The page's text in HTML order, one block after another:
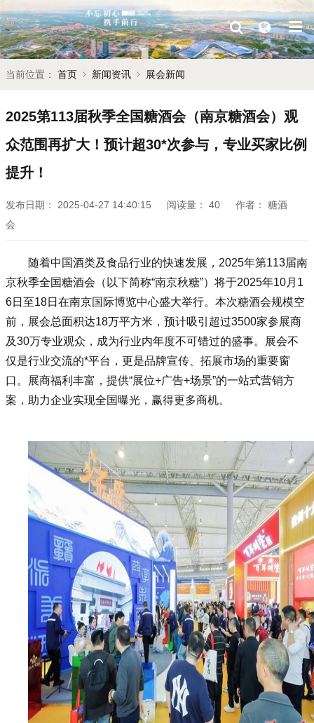
当前位置： 首页 新闻资讯 展会新闻
2025第113届秋季全国糖酒会（南京糖酒会）观
众范围再扩大！预计超30*次参与，专业买家比例
提升！
发布日期： 2025-04-27 14:40:15 阅读量： 40 作者：
糖酒
会
随着中国酒类及食品行业的快速发展，2025年第113届南
京秋季全国糖酒会（以下简称“南京秋糖”）将于2025年10月1
6日至18日在南京国际博览中心盛大举行。本次糖酒会规模空
前，展会总面积达18万平方米，预计吸引超过3500家参展商
及30万专业观众，成为行业内年度不可错过的盛事。展会不
仅是行业交流的*平台，更是品牌宣传、拓展市场的重要窗
口。展商福利丰富，提供“展位+广告+场景”的一站式营销方
案，助力企业实现全国曝光，赢得更多商机。